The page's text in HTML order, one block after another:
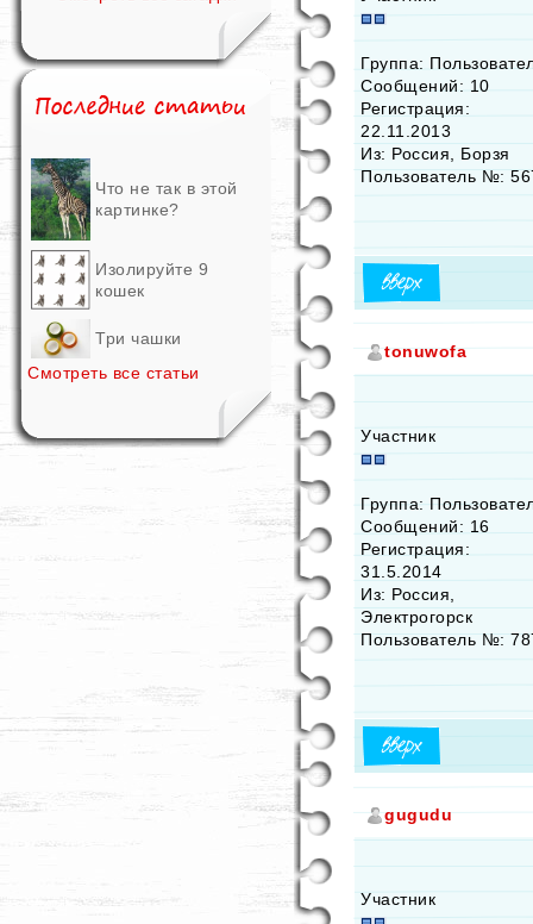
Что не так в этой
картинке?
Изолируйте 9
кошек
Три чашки
Смотреть все статьи
Группа:
Сообщений: 10
Регистрация:
22.11.2013
Из: Россия, Борзя
Пользователь №:
tonuwofa
Участник
Группа:
Сообщений: 16
Регистрация:
31.5.2014
Из: Россия,
Электрогорск
Пользователь №:
gugudu
Участник